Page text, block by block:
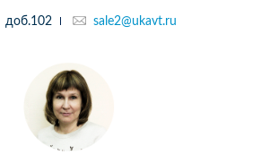
доб.102 sale2@ukavt.ru